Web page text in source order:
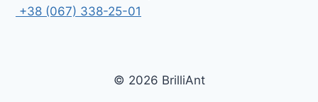
+38 (067) 338-25-01
© 2026 BrilliAnt